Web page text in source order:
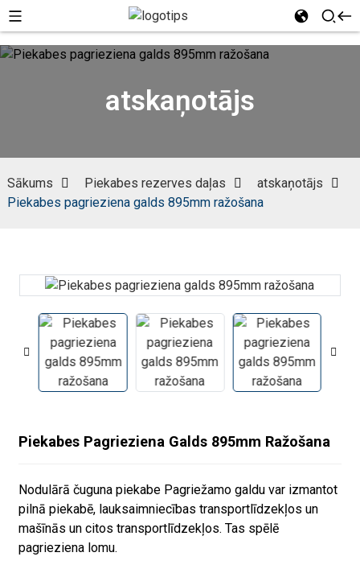
atskaņotājs
Sākums Piekabes rezerves daļas
atskaņotājs
Piekabes pagrieziena galds 895mm ražošana
Piekabes Pagrieziena Galds 895mm Ražošana
Nodulārā čuguna piekabe Pagriežamo galdu var izmantot
pilnā piekabē, lauksaimniecības transportlīdzekļos un
mašīnās un citos transportlīdzekļos. Tas spēlē
pagrieziena lomu.